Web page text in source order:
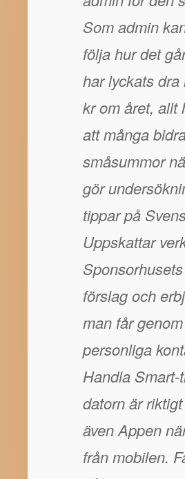
Som admin
följa hur det
har lyckats
kr om året, allt
att många
småsummor
gör
tippar på
Uppskattar
förslag och
man får
personliga
Handla
datorn är
även Appen
från mobilen.